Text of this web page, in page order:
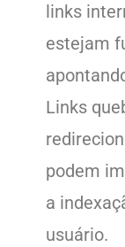
links
estejam
Links
podem
a
usuário.